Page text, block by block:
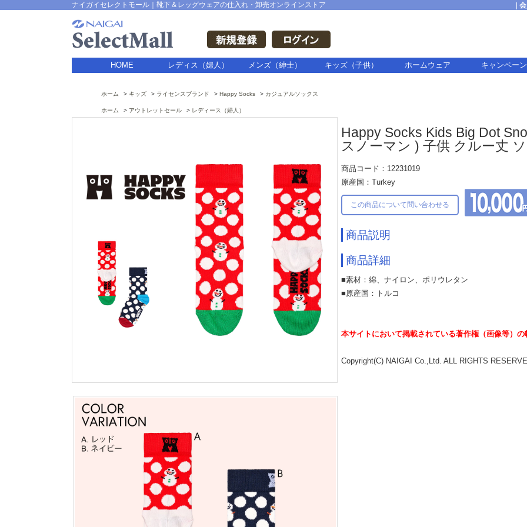
ナイガイセレクトモール｜靴下＆レッグウェアの仕入れ・卸売オンラインストア
HOME レディス（婦人） メンズ（紳士） キッズ（子供） ホームウェア キャンペーン
ホーム キッズ ライセンスブランド Happy Socks カジュアルソックス
ホーム アウトレットセール レディース（婦人）
Happy Socks Kids Big Dot
スノーマン ) 子供 クルー丈
商品コード：12231019
原産国：Turkey
この商品について問い合わせる
商品説明
商品詳細
■素材：綿、ナイロン、ポリウレタン
■原産国：トルコ
本サイトにおいて掲載されている著作権（画像等）の
Copyright(C) NAIGAI Co.,Ltd. ALL RIGHTS